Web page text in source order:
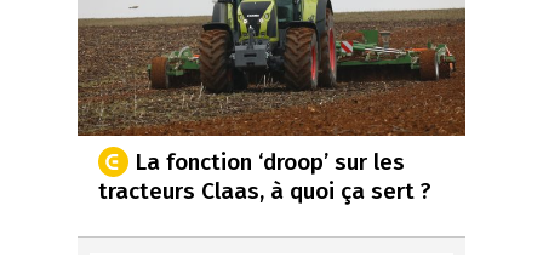
La fonction ‘droop’ sur les
tracteurs Claas, à quoi ça sert ?